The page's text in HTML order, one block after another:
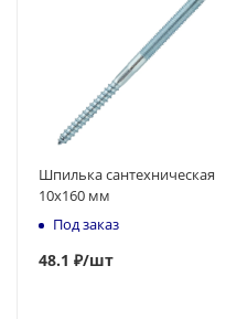
Шпилька сантехническая
10x160 мм
Под заказ
48.1 ₽/шт